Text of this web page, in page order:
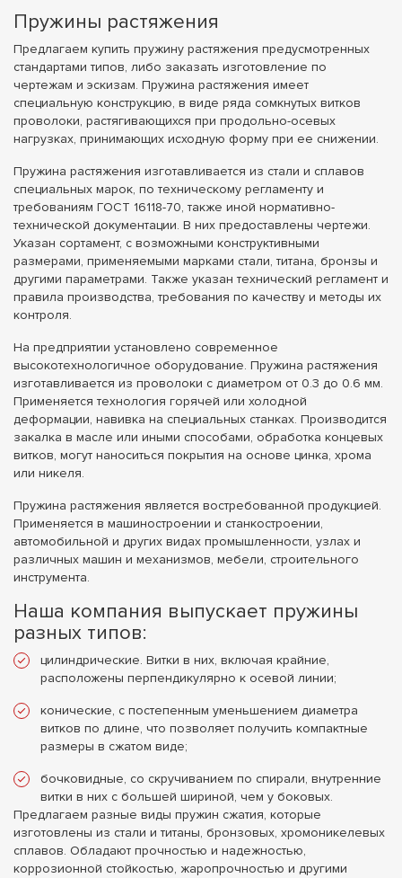
Пружины растяжения
Предлагаем купить пружину растяжения предусмотренных
стандартами типов, либо заказать изготовление по
чертежам и эскизам. Пружина растяжения имеет
специальную конструкцию, в виде ряда сомкнутых витков
проволоки, растягивающихся при продольно-осевых
нагрузках, принимающих исходную форму при ее снижении.
Пружина растяжения изготавливается из стали и сплавов
специальных марок, по техническому регламенту и
требованиям ГОСТ 16118-70, также иной нормативно-
технической документации. В них предоставлены чертежи.
Указан сортамент, с возможными конструктивными
размерами, применяемыми марками стали, титана, бронзы и
другими параметрами. Также указан технический регламент и
правила производства, требования по качеству и методы их
контроля.
На предприятии установлено современное
высокотехнологичное оборудование. Пружина растяжения
изготавливается из проволоки с диаметром от 0.3 до 0.6 мм.
Применяется технология горячей или холодной
деформации, навивка на специальных станках. Производится
закалка в масле или иными способами, обработка концевых
витков, могут наноситься покрытия на основе цинка, хрома
или никеля.
Пружина растяжения является востребованной продукцией.
Применяется в машиностроении и станкостроении,
автомобильной и других видах промышленности, узлах и
различных машин и механизмов, мебели, строительного
инструмента.
Наша компания выпускает пружины
разных типов:
цилиндрические. Витки в них, включая крайние,
расположены перпендикулярно к осевой линии;
конические, с постепенным уменьшением диаметра
витков по длине, что позволяет получить компактные
размеры в сжатом виде;
бочковидные, со скручиванием по спирали, внутренние
витки в них с большей шириной, чем у боковых.
Предлагаем разные виды пружин сжатия, которые
изготовлены из стали и титаны, бронзовых, хромоникелевых
сплавов. Обладают прочностью и надежностью,
коррозионной стойкостью, жаропрочностью и другими